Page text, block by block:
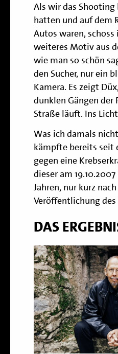
Als wir das
hatten und auf dem
Autos waren, schoss
weiteres Motiv aus
wie man so schön
den Sucher, nur ein
Kamera. Es zeigt
dunklen Gängen der
Straße läuft. Ins
Was ich damals
kämpfte bereits seit
gegen eine
dieser am
Jahren, nur kurz
Veröffentlichung des
DAS